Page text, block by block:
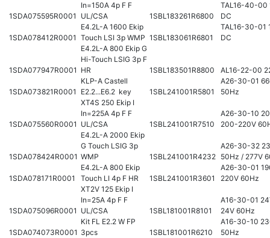
1SDA075595R0001
In=150A 4p F F
UL/CSA
1SBL183261R6800
TAL16-40-00
DC
1SDA078412R0001
E4.2L-A 1600 Ekip
Touch LSI 3p WMP 1SBL183061R6801
TAL16-30-01
DC
1SDA077947R0001
E4.2L-A 800 Ekip G
Hi-Touch LSIG 3p F
HR
1SBL183501R8800 AL16-22-00
1SDA073821R0001
KLP-A Castell
E2.2...E6.2 key
1SBL241001R5801
A26-30-01
50Hz
1SDA075560R0001
XT4S 250 Ekip I
In=225A 4p F F
UL/CSA
1SBL241001R7510
A26-30-10
200-220V
1SDA078424R0001
E4.2L-A 2000 Ekip
G Touch LSIG 3p
WMP
1SBL241001R4232
A26-30-32
50Hz / 277V
1SDA078171R0001
E4.2L-A 800 Ekip
Touch LI 4p F HR
1SBL241001R3601
A26-30-01
220V 60Hz
1SDA075096R0001
XT2V 125 Ekip I
In=25A 4p F F
UL/CSA
1SBL181001R8101
A16-30-01
24V 60Hz
1SDA074073R0001
Kit FL E2.2 W FP
3pcs
1SBL181001R6210
A16-30-10
50Hz